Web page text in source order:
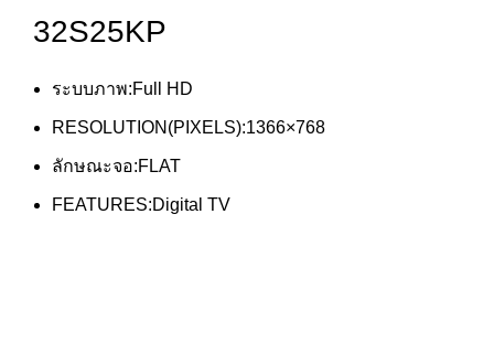
32S25KP
ระบบภาพ:Full HD
RESOLUTION(PIXELS):1366×768
ลักษณะจอ:FLAT
FEATURES:Digital TV